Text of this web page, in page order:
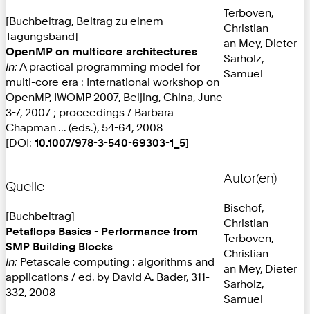
[Buchbeitrag, Beitrag zu einem
Tagungsband]
OpenMP on multicore architectures
In: A practical programming model for
multi-core era : International workshop on
OpenMP, IWOMP 2007, Beijing, China, June
3-7, 2007 ; proceedings / Barbara
Chapman ... (eds.), 54-64, 2008
[DOI: 10.1007/978-3-540-69303-1_5]
Terboven,
Christian
an Mey, Dieter
Sarholz,
Samuel
Quelle
[Buchbeitrag]
Petaflops Basics - Performance from
SMP Building Blocks
In: Petascale computing : algorithms and
applications / ed. by David A. Bader, 311-
332, 2008
Autor(en)
Bischof,
Christian
Terboven,
Christian
an Mey, Dieter
Sarholz,
Samuel